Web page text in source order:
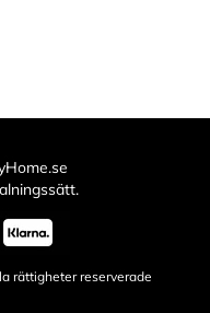
rättigheter reserverade